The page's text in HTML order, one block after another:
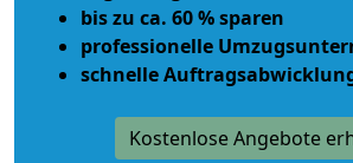
bis zu ca. 60 % sparen
professionelle
schnelle
Kostenlose Angebote